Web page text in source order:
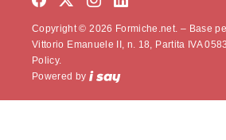
Copyright © 2026 Formiche.net. – Base
Vittorio Emanuele II, n. 18, Partita IVA
Policy.
Powered by